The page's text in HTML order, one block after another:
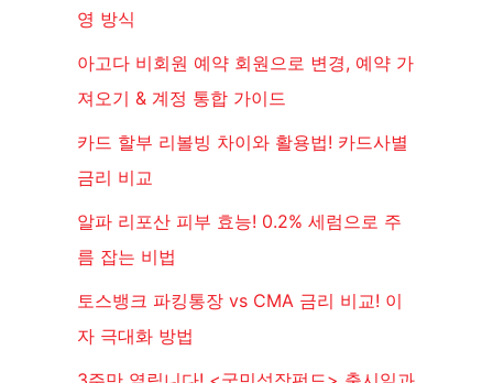
영 방식
아고다 비회원 예약 회원으로 변경, 예약 가
져오기 & 계정 통합 가이드
카드 할부 리볼빙 차이와 활용법! 카드사별
금리 비교
알파 리포산 피부 효능! 0.2% 세럼으로 주
름 잡는 비법
토스뱅크 파킹통장 vs CMA 금리 비교! 이
자 극대화 방법